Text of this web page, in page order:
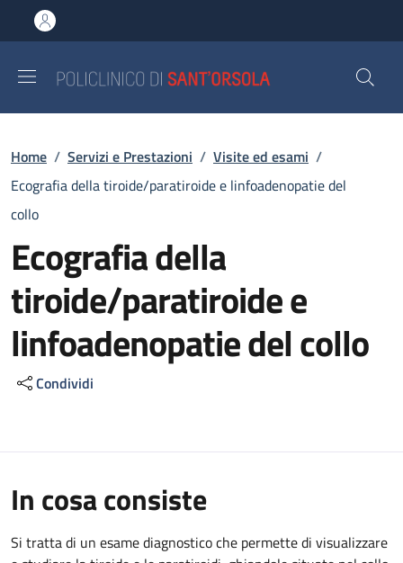
al contenuto principale
to footer content
Briciole di pane
Home / Servizi e Prestazioni / Visite ed esami /
Ecografia della tiroide/paratiroide e linfoadenopatie del
collo
Ecografia della
tiroide/paratiroide e
linfoadenopatie del collo
Condividi
In cosa consiste
Si tratta di un esame diagnostico che permette di visualizzare